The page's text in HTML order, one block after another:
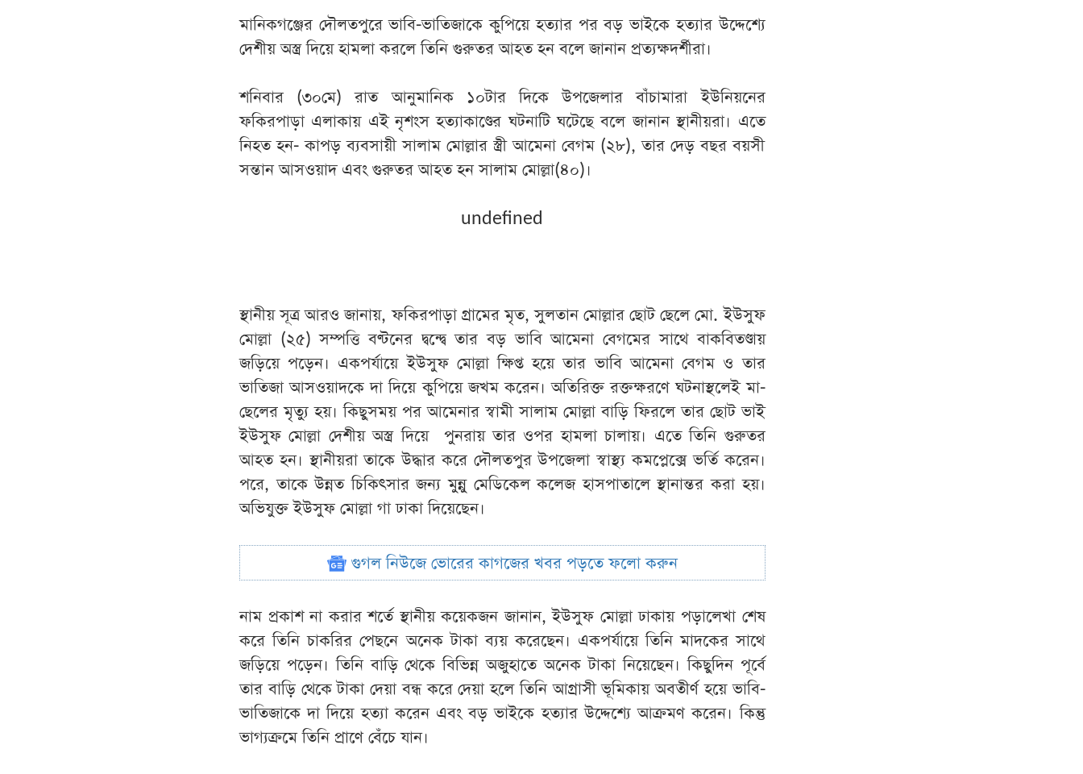
মানিকগঞ্জের দৌলতপুরে ভাবি-ভাতিজাকে কুপিয়ে হত্যার পর বড় ভাইকে হত্যার উদ্দেশ্যে
দেশীয় অস্ত্র দিয়ে হামলা করলে তিনি গুরুতর আহত হন বলে জানান প্রত্যক্ষদর্শীরা।
শনিবার (৩০মে) রাত আনুমানিক ১০টার দিকে উপজেলার বাঁচামারা ইউনিয়নের
ফকিরপাড়া এলাকায় এই নৃশংস হত্যাকাণ্ডের ঘটনাটি ঘটেছে বলে জানান স্থানীয়রা। এতে
নিহত হন- কাপড় ব্যবসায়ী সালাম মোল্লার স্ত্রী আমেনা বেগম (২৮), তার দেড় বছর বয়সী
সন্তান আসওয়াদ এবং গুরুতর আহত হন সালাম মোল্লা(৪০)।
undefined
স্থানীয় সূত্র আরও জানায়, ফকিরপাড়া গ্রামের মৃত, সুলতান মোল্লার ছোট ছেলে মো. ইউসুফ
মোল্লা (২৫) সম্পত্তি বণ্টনের দ্বন্দ্বে তার বড় ভাবি আমেনা বেগমের সাথে বাকবিতণ্ডায়
জড়িয়ে পড়েন। একপর্যায়ে ইউসুফ মোল্লা ক্ষিপ্ত হয়ে তার ভাবি আমেনা বেগম ও তার
ভাতিজা আসওয়াদকে দা দিয়ে কুপিয়ে জখম করেন। অতিরিক্ত রক্তক্ষরণে ঘটনাস্থলেই মা-
ছেলের মৃত্যু হয়। কিছুসময় পর আমেনার স্বামী সালাম মোল্লা বাড়ি ফিরলে তার ছোট ভাই
ইউসুফ মোল্লা দেশীয় অস্ত্র দিয়ে পুনরায় তার ওপর হামলা চালায়। এতে তিনি গুরুতর
আহত হন। স্থানীয়রা তাকে উদ্ধার করে দৌলতপুর উপজেলা স্বাস্থ্য কমপ্লেক্সে ভর্তি করেন।
পরে, তাকে উন্নত চিকিৎসার জন্য মুন্নু মেডিকেল কলেজ হাসপাতালে স্থানান্তর করা হয়।
অভিযুক্ত ইউসুফ মোল্লা গা ঢাকা দিয়েছেন।
গুগল নিউজে ভোরের কাগজের খবর পড়তে ফলো করুন
নাম প্রকাশ না করার শর্তে স্থানীয় কয়েকজন জানান, ইউসুফ মোল্লা ঢাকায় পড়ালেখা শেষ
করে তিনি চাকরির পেছনে অনেক টাকা ব্যয় করেছেন। একপর্যায়ে তিনি মাদকের সাথে
জড়িয়ে পড়েন। তিনি বাড়ি থেকে বিভিন্ন অজুহাতে অনেক টাকা নিয়েছেন। কিছুদিন পূর্বে
তার বাড়ি থেকে টাকা দেয়া বন্ধ করে দেয়া হলে তিনি আগ্রাসী ভূমিকায় অবতীর্ণ হয়ে ভাবি-
ভাতিজাকে দা দিয়ে হত্যা করেন এবং বড় ভাইকে হত্যার উদ্দেশ্যে আক্রমণ করেন। কিন্তু
ভাগ্যক্রমে তিনি প্রাণে বেঁচে যান।